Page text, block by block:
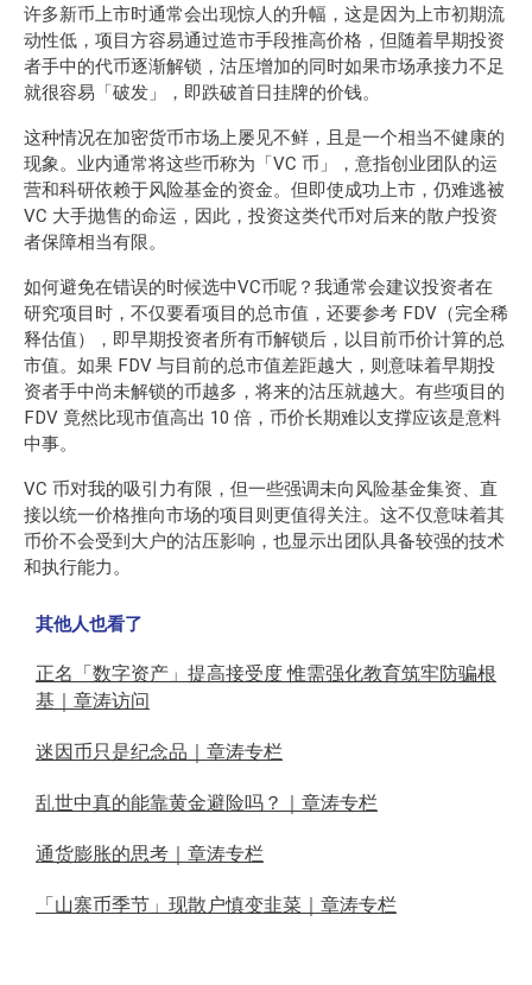
许多新币上市时通常会出现惊人的升幅，这是因为上市初期流
动性低，项目方容易通过造市手段推高价格，但随着早期投资
者手中的代币逐渐解锁，沽压增加的同时如果市场承接力不足
就很容易「破发」，即跌破首日挂牌的价钱。
这种情况在加密货币市场上屡见不鲜，且是一个相当不健康的
现象。业内通常将这些币称为「VC 币」，意指创业团队的运
营和科研依赖于风险基金的资金。但即使成功上市，仍难逃被
VC 大手抛售的命运，因此，投资这类代币对后来的散户投资
者保障相当有限。
如何避免在错误的时候选中VC币呢？我通常会建议投资者在
研究项目时，不仅要看项目的总市值，还要参考 FDV（完全稀
释估值），即早期投资者所有币解锁后，以目前币价计算的总
市值。如果 FDV 与目前的总市值差距越大，则意味着早期投
资者手中尚未解锁的币越多，将来的沽压就越大。有些项目的
FDV 竟然比现市值高出 10 倍，币价长期难以支撑应该是意料
中事。
VC 币对我的吸引力有限，但一些强调未向风险基金集资、直
接以统一价格推向市场的项目则更值得关注。这不仅意味着其
币价不会受到大户的沽压影响，也显示出团队具备较强的技术
和执行能力。
其他人也看了
正名「数字资产」提高接受度 惟需强化教育筑牢防骗根
基｜章涛访问
迷因币只是纪念品｜章涛专栏
乱世中真的能靠黄金避险吗？｜章涛专栏
通货膨胀的思考｜章涛专栏
「山寨币季节」现散户慎变韭菜｜章涛专栏